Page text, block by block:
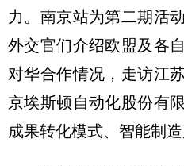
力。南京站为第二期活
外交官们介绍欧盟及各
对华合作情况，走访江
京埃斯顿自动化股份有
成果转化模式、智能制造